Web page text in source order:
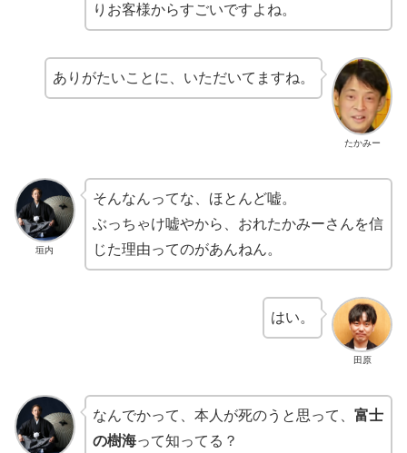
りお客様からすごいですよね。
たかみー
ありがたいことに、いただいてますね。
垣内
そんなんってな、ほとんど嘘。
ぶっちゃけ嘘やから、おれたかみーさんを信
じた理由ってのがあんねん。
田原
はい。
なんでかって、本人が死のうと思って、 富士
の樹海って知ってる？